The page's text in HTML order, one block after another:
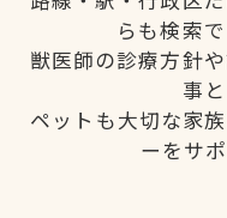
らも検索
獣医師の診療方針
事
ペットも大切な家
ーをサ